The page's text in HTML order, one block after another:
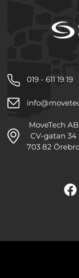
019 - 611 19 19
MoveTech AB
CV-gatan 34
703 82